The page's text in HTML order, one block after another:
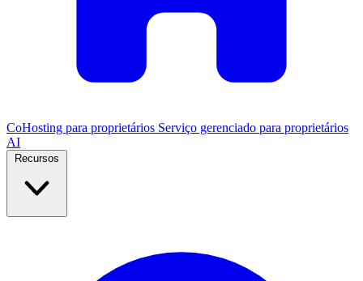
CoHosting para proprietários Serviço gerenciado para proprietários
AI